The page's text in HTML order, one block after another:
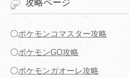
攻略ページ
〇ポケモンコマスター攻略
〇ポケモンGO攻略
〇ポケモンガオーレ攻略